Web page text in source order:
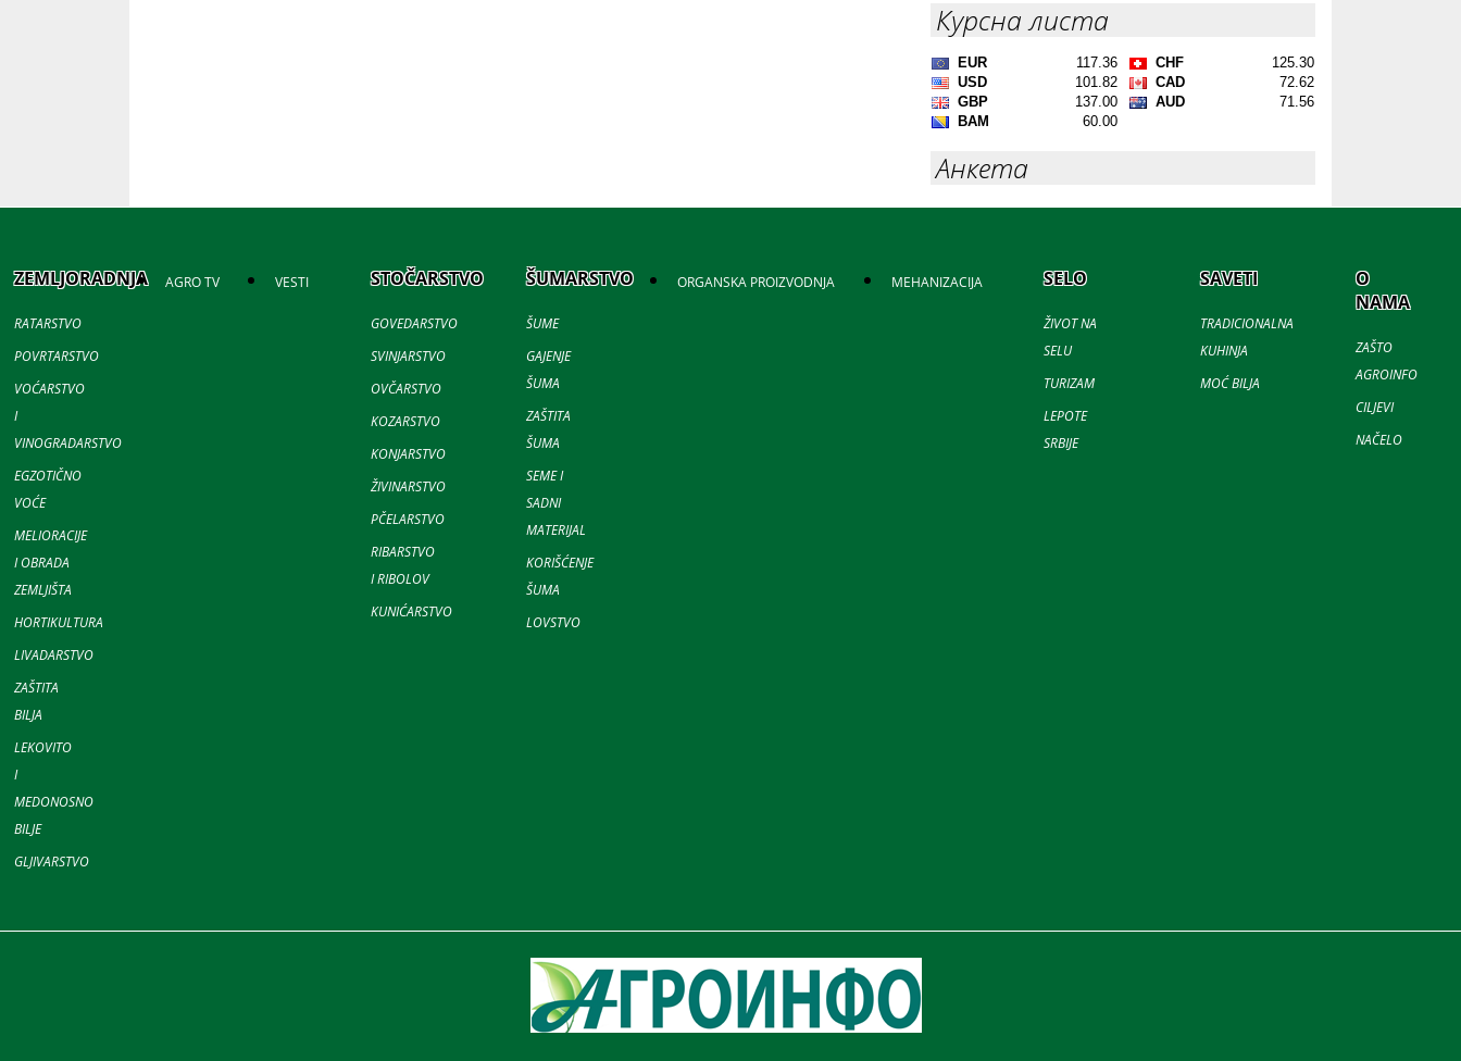
Курсна листа
Анкета
ZEMLJORADNJA
RATARSTVO
POVRTARSTVO
VOĆARSTVO
I
VINOGRADARSTVO
EGZOTIČNO
VOĆE
MELIORACIJE
I OBRADA
ZEMLJIŠTA
HORTIKULTURA
LIVADARSTVO
ZAŠTITA
BILJA
LEKOVITO
I
MEDONOSNO
BILJE
GLJIVARSTVO
AGRO TV VESTI STOČARSTVO
GOVEDARSTVO
SVINJARSTVO
OVČARSTVO
KOZARSTVO
KONJARSTVO
ŽIVINARSTVO
PČELARSTVO
RIBARSTVO
I RIBOLOV
KUNIĆARSTVO
ŠUMARSTVO
ŠUME
GAJENJE
ŠUMA
ZAŠTITA
ŠUMA
SEME I
SADNI
MATERIJAL
KORIŠĆENJE
ŠUMA
LOVSTVO
ORGANSKA PROIZVODNJA MEHANIZACIJA SELO
ŽIVOT NA
SELU
TURIZAM
LEPOTE
SRBIJE
SAVETI
TRADICIONALNA
KUHINJA
MOĆ BILJA
O
NAMA
ZAŠTO
AGROINFO
CILJEVI
NAČELO